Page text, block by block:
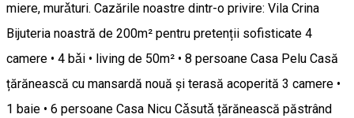
miere, murǎturi. Cazările noastre dintr-o privire: Vila Crina
Bijuteria noastră de 200m² pentru pretenții sofisticate 4
camere • 4 bǎi • living de 50m² • 8 persoane Casa Pelu Casă
țărănească cu mansardă nouă și terasă acoperită 3 camere •
1 baie • 6 persoane Casa Nicu Cǎsutǎ țărănească păstrând